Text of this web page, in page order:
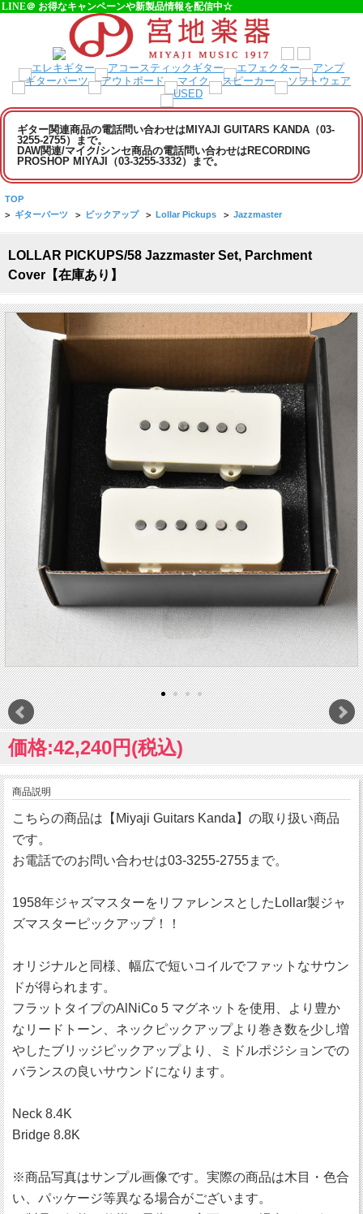
LINE＠ お得なキャンペーンや新製品情報を配信中☆
ギター関連商品の電話問い合わせはMIYAJI GUITARS KANDA（03-
3255-2755）まで。
DAW関連/マイク/シンセ商品の電話問い合わせはRECORDING
PROSHOP MIYAJI（03-3255-3332）まで。
TOP
> ギターパーツ > ピックアップ > Lollar Pickups > Jazzmaster
LOLLAR PICKUPS/58 Jazzmaster Set, Parchment
Cover【在庫あり】
価格:42,240円(税込)
商品説明
こちらの商品は【Miyaji Guitars Kanda】の取り扱い商品
です。
お電話でのお問い合わせは03-3255-2755まで。
1958年ジャズマスターをリファレンスとしたLollar製ジャ
ズマスターピックアップ！！
オリジナルと同様、幅広で短いコイルでファットなサウン
ドが得られます。
フラットタイプのAlNiCo 5 マグネットを使用、より豊か
なリードトーン、ネックピックアップより巻き数を少し増
やしたブリッジピックアップより、ミドルポジションでの
バランスの良いサウンドになります。
Neck 8.4K
Bridge 8.8K
※商品写真はサンプル画像です。実際の商品は木目・色合
い、パッケージ等異なる場合がございます。